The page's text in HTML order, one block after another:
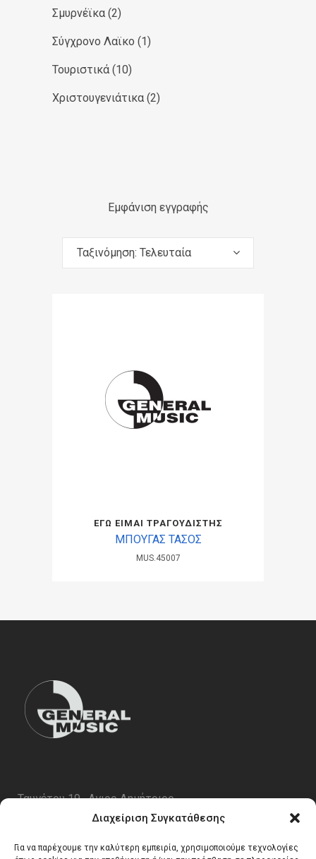
Διαχείριση Συγκατάθεσης
Για να παρέχουμε την καλύτερη εμπειρία, χρησιμοποιούμε τεχνολογίες
Σμυρνέϊκα (2)
Σύγχρονο Λαϊκο (1)
Τουριστικά (10)
Χριστουγενιάτικα (2)
Εμφάνιση εγγραφής
Ταξινόμηση: Τελευταία
ΕΓΩ ΕΙΜΑΙ ΤΡΑΓΟΥΔΙΣΤΗΣ
ΜΠΟΥΓΑΣ ΤΑΣΟΣ
MUS.45007
Ταυγέτου 19 , Αγιος Δημήτριος
email:info@generalmusic.gr